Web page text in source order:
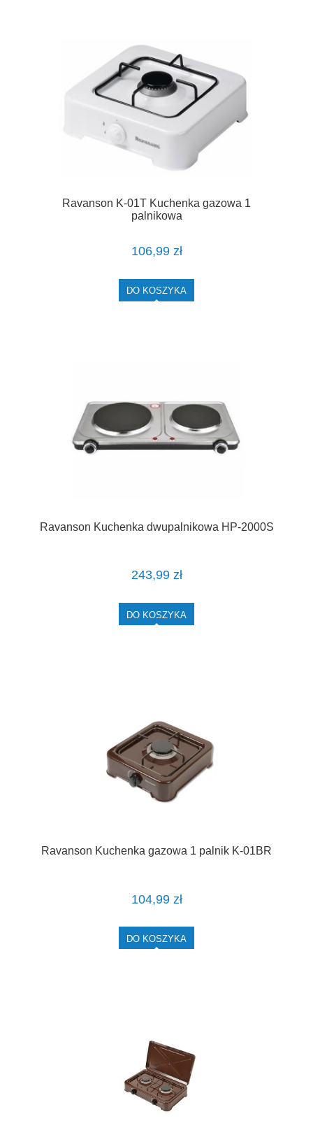
Ravanson K-01T Kuchenka gazowa 1
palnikowa
106,99 zł
DO KOSZYKA
Ravanson Kuchenka dwupalnikowa HP-2000S
243,99 zł
DO KOSZYKA
Ravanson Kuchenka gazowa 1 palnik K-01BR
104,99 zł
DO KOSZYKA